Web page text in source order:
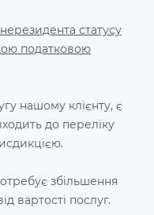
статусу
податковою
нашому клієнту, є
до переліку
збільшення
вартості послуг.